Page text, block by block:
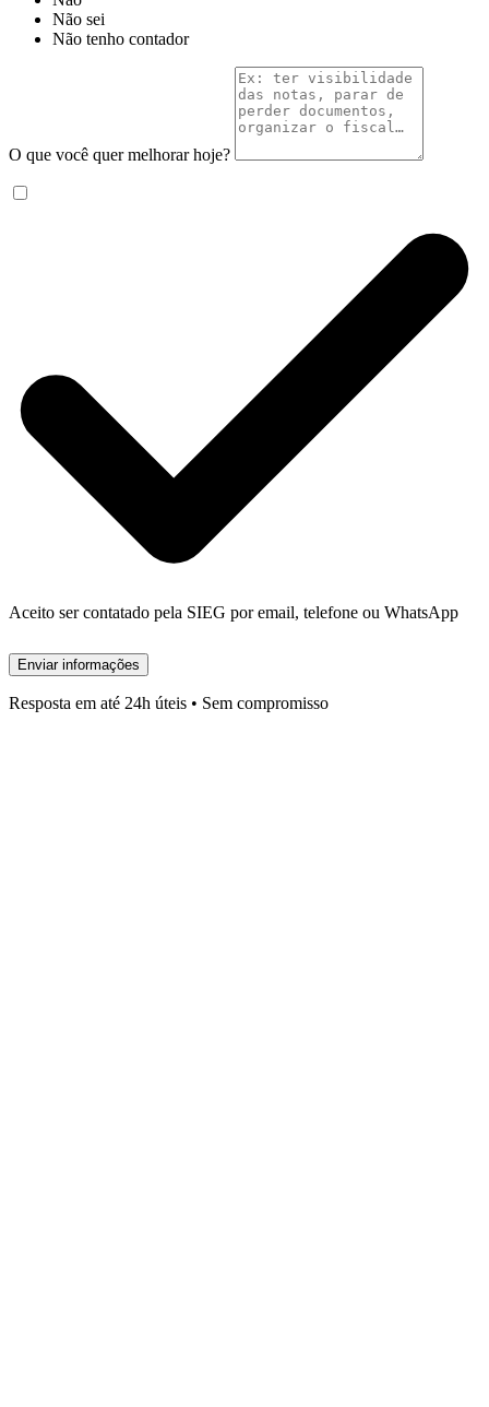
Não sei
Não tenho contador
O que você quer melhorar hoje?
Aceito ser contatado pela SIEG por email, telefone ou WhatsApp
Enviar informações
Resposta em até 24h úteis • Sem compromisso